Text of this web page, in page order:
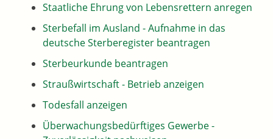
Staatliche Ehrung von Lebensrettern anregen
Sterbefall im Ausland - Aufnahme in das
deutsche Sterberegister beantragen
Sterbeurkunde beantragen
Straußwirtschaft - Betrieb anzeigen
Todesfall anzeigen
Überwachungsbedürftiges Gewerbe -